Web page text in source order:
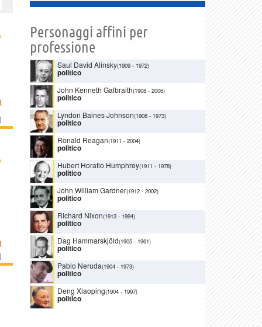
]
]
Personaggi affini per
professione
Saul David Alinsky(1909 - 1972)
politico
John Kenneth Galbraith(1908 - 2006)
politico
Lyndon Baines Johnson(1908 - 1973)
politico
Ronald Reagan(1911 - 2004)
politico
Hubert Horatio Humphrey(1911 - 1978)
politico
John William Gardner(1912 - 2002)
politico
Richard Nixon(1913 - 1994)
politico
Dag Hammarskjöld(1905 - 1961)
politico
Pablo Neruda(1904 - 1973)
politico
Deng Xiaoping(1904 - 1997)
politico